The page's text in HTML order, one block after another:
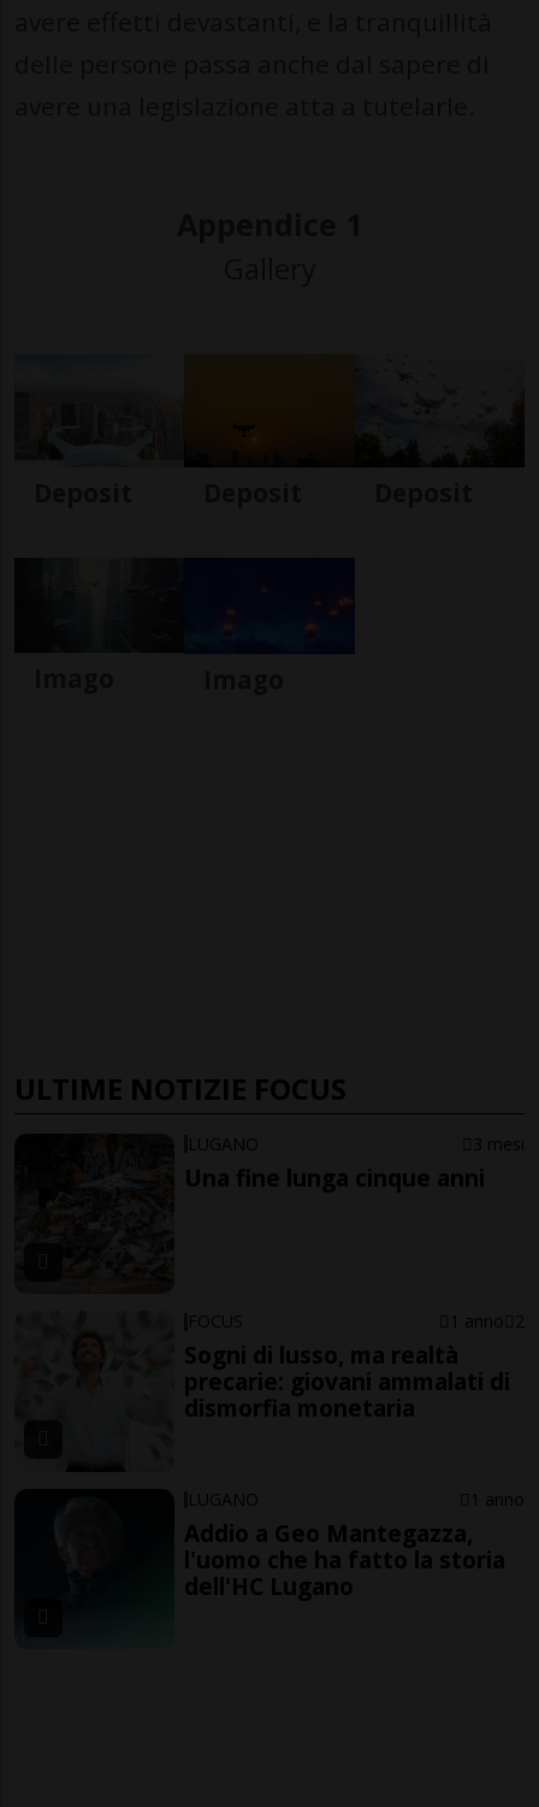
ULTIME NOTIZIE FOCUS
LUGANO 3 mesi
Una fine lunga cinque anni
FOCUS 1 anno 2
Sogni di lusso, ma realtà
precarie: giovani ammalati di
dismorfia monetaria
LUGANO 1 anno
Addio a Geo Mantegazza,
l'uomo che ha fatto la storia
dell'HC Lugano